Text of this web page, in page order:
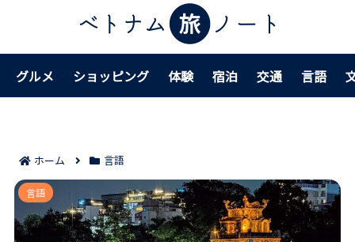
グルメ ショッピング 体験 宿泊 交通 言語
ホーム 言語
ベトナム語のライライの意味と使い方｜飲み会でその
まま使えるフレーズをまとめました！
言語